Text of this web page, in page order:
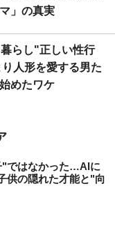
」の真実
らし"正しい性行
人形を愛する男た
めたワケ
"ではなかった…AIに
供の隠れた才能と"向